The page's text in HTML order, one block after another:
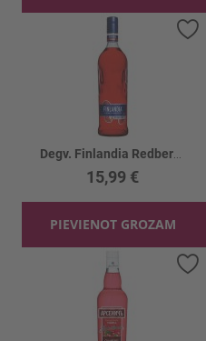
15,99 €
PIEVIENOT GROZAM